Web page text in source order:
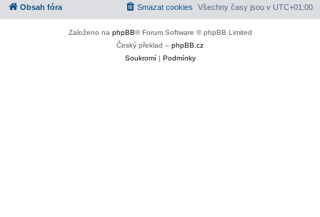
Obsah fóra Všechny časy jsou v UTC+01:00
Smazat cookies
Založeno na phpBB® Forum Software © phpBB Limited
Český překlad – phpBB.cz
Soukromí| Podmínky